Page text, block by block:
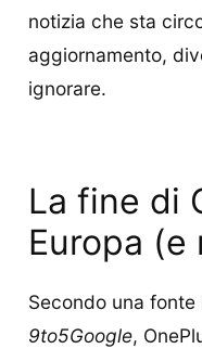
notizia che sta
aggiornamento,
ignorare.
La fine di
Europa (e
Secondo una
9to5Google,